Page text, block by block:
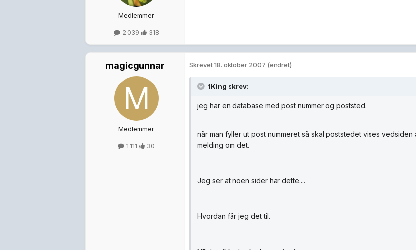
Medlemmer
2 039 318
magicgunnar
Medlemmer
1 111 30
Skrevet18. oktober 2007 (endret)
1King skrev:
jeg har en database med post nummer og poststed.
når man fyller ut post nummeret så skal poststedet vises
melding om det.
Jeg ser at noen sider har dette....
Hvordan får jeg det til.